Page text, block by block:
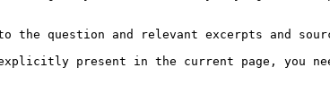
question and relevant excerpts and
explicitly present in the current page,